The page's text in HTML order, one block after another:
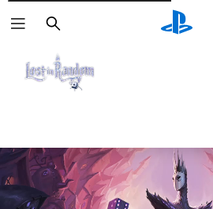
Buscar